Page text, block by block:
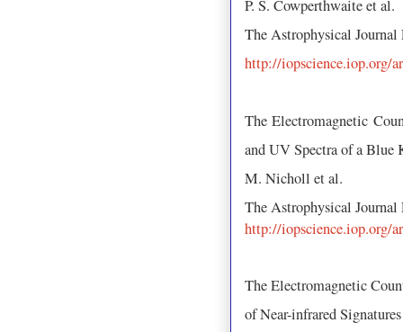
P. S. Cowperthwaite et al.
The Astrophysical
http://iopscience.iop.org/
The Electromagnetic
and UV Spectra of a Blue
M. Nicholl et al.
The Astrophysical
http://iopscience.iop.org/
The Electromagnetic
of Near-infrared